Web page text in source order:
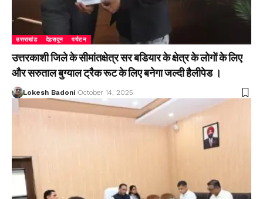
उत्तराखंड देहरादून पर्यटन
उत्तरकाशी जिले के सीमांतक्षेत्र सर बडियार के क्षेत्र के लोगों के लिए
और सरुताल बुग्याल ट्रैक रूट के लिए बनेगा जल्दी हैलीपेड ।
Lokesh Badoni October 14, 2025